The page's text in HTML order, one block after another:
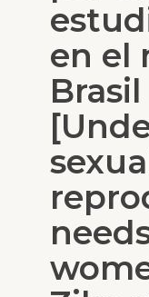
en el
Brasil